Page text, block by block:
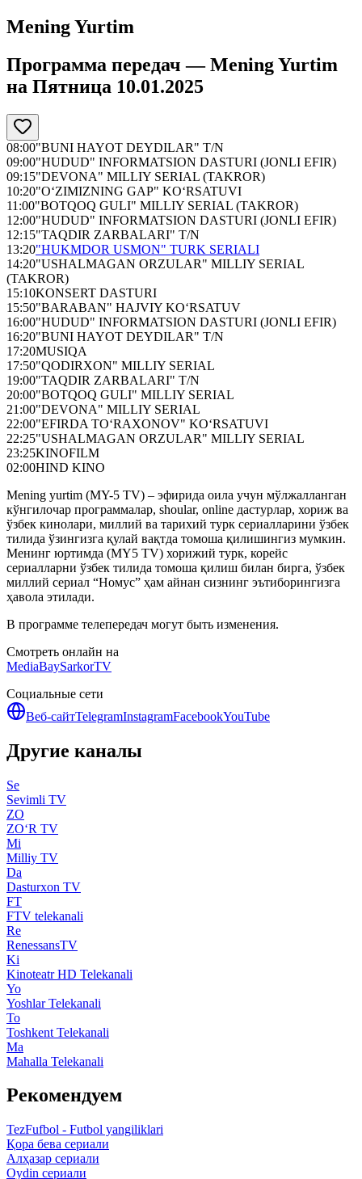
Mening Yurtim
Программа передач —Mening Yurtim
на Пятница 10.01.2025
08:00"BUNI HAYOT DEYDILAR" T/N
09:00"HUDUD" INFORMATSION DASTURI (JONLI EFIR)
09:15"DEVONA" MILLIY SERIAL (TAKROR)
10:20"O‘ZIMIZNING GAP" KO‘RSATUVI
11:00"BOTQOQ GULI" MILLIY SERIAL (TAKROR)
12:00"HUDUD" INFORMATSION DASTURI (JONLI EFIR)
12:15"TAQDIR ZARBALARI" T/N
13:20"HUKMDOR USMON" TURK SERIALI
14:20"USHALMAGAN ORZULAR" MILLIY SERIAL
(TAKROR)
15:10KONSERT DASTURI
15:50"BARABAN" HAJVIY KO‘RSATUV
16:00"HUDUD" INFORMATSION DASTURI (JONLI EFIR)
16:20"BUNI HAYOT DEYDILAR" T/N
17:20MUSIQA
17:50"QODIRXON" MILLIY SERIAL
19:00"TAQDIR ZARBALARI" T/N
20:00"BOTQOQ GULI" MILLIY SERIAL
21:00"DEVONA" MILLIY SERIAL
22:00"EFIRDA TO‘RAXONOV" KO‘RSATUVI
22:25"USHALMAGAN ORZULAR" MILLIY SERIAL
23:25KINOFILM
02:00HIND KINO
Mening yurtim (MY-5 TV) – эфирида оила учун мўлжалланган
кўнгилочар программалар, shoular, online дастурлар, хориж ва
ўзбек кинолари, миллий ва тарихий турк сериалларини ўзбек
тилида ўзингизга қулай вақтда томоша қилишингиз мумкин.
Менинг юртимда (MY5 TV) хорижий турк, корейс
сериалларни ўзбек тилида томоша қилиш билан бирга, ўзбек
миллий сериал “Номус” ҳам айнан сизнинг эътиборингизга
ҳавола этилади.
В программе телепередач могут быть изменения.
Смотреть онлайн на
MediaBaySarkorTV
Социальные сети
Веб-сайтTelegramInstagramFacebookYouTube
Другие каналы
Se
Sevimli TV
ZO
ZO‘R TV
Mi
Milliy TV
Da
Dasturxon TV
FT
FTV telekanali
Re
RenessansTV
Ki
Kinoteatr HD Telekanali
Yo
Yoshlar Telekanali
To
Toshkent Telekanali
Ma
Mahalla Telekanali
Рекомендуем
TezFufbol - Futbol yangiliklari
Қора бева сериали
Алҳазар сериали
Oydin сериали